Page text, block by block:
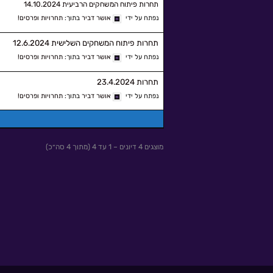
תחרות פיתוח המשחקים הרביעית 14.10.2024
נפתח על ידי אושר דביר בתוך: תחרויות ופרסים!
תחרות פיתוח המשחקים השלישית 12.6.2024
נפתח על ידי אושר דביר בתוך: תחרויות ופרסים!
תחרות 23.4.2024
נפתח על ידי אושר דביר בתוך: תחרויות ופרסים!
מוצגים 4 דיונים – 1 עד 4 (מתוך 4 סה״כ)